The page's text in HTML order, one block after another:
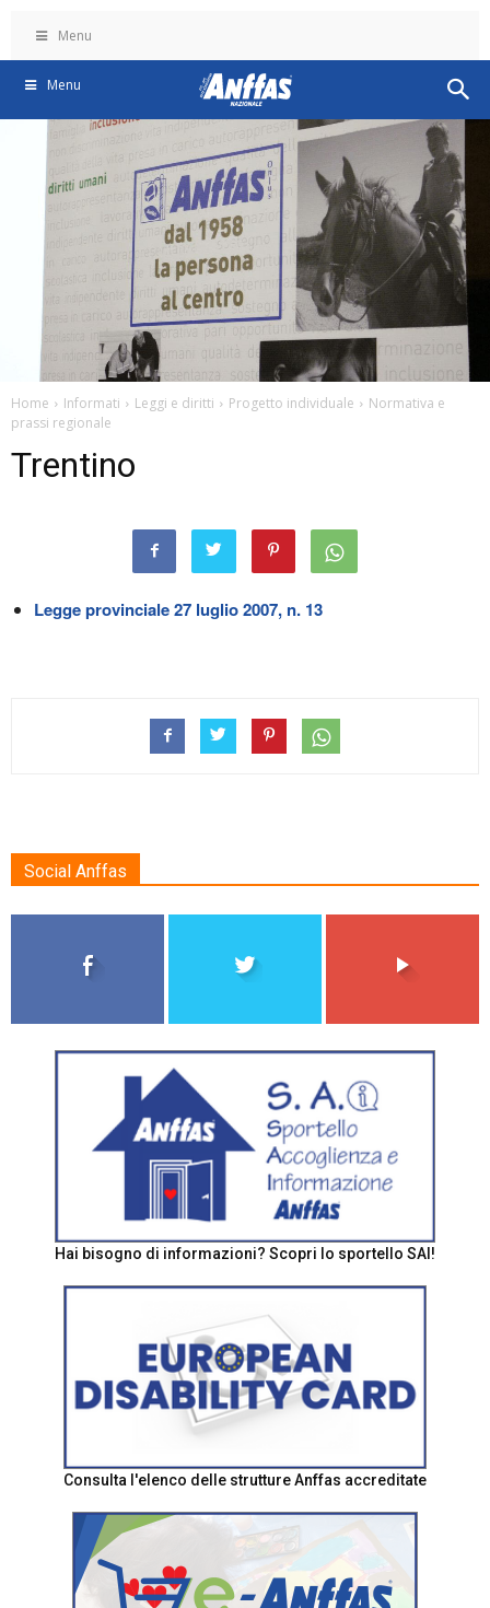
Menu
Menu
Home Informati Leggi e diritti Progetto individuale
Normativa e
prassi regionale
Trentino
Legge provinciale 27 luglio 2007, n. 13
Social Anffas
Hai bisogno di informazioni? Scopri lo sportello SAI!
Consulta l'elenco delle strutture Anffas accreditate